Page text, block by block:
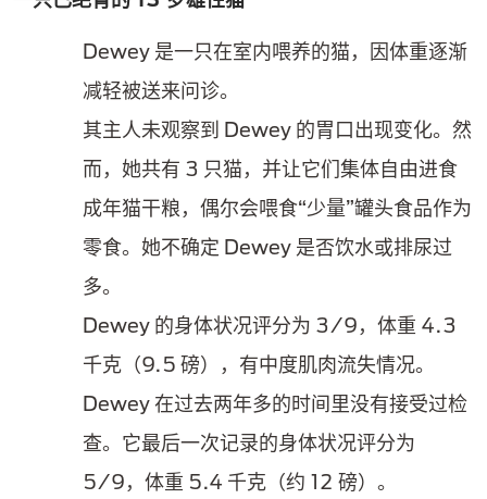
Dewey 是一只在室内喂养的猫，因体重逐渐
减轻被送来问诊。
其主人未观察到 Dewey 的胃口出现变化。然
而，她共有 3 只猫，并让它们集体自由进食
成年猫干粮，偶尔会喂食“少量”罐头食品作为
零食。她不确定 Dewey 是否饮水或排尿过
多。
Dewey 的身体状况评分为 3/9，体重 4.3
千克（9.5 磅），有中度肌肉流失情况。
Dewey 在过去两年多的时间里没有接受过检
查。它最后一次记录的身体状况评分为
5/9，体重 5.4 千克（约 12 磅）。